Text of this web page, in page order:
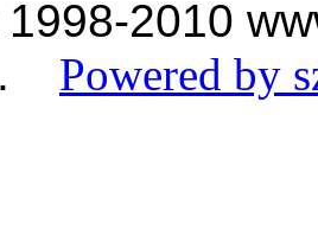
2010
Powered by